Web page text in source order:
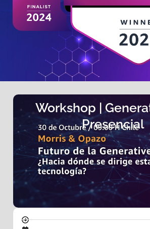
Workshop |
Presencial